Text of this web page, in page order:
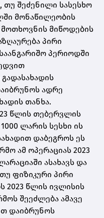
თუ შეძენილი სასესხო
მონაწილეობის
მიწოდების
პირი
პერიოდში
ადრე
თანხა.
წლის თებერვლის
ლარის სესხი ის
დაბეგროს ეს
ამ ოპერაციას 2023
ასახავს და
ფიზიკური პირი
2023 წლის ივლისის
შეეძლება ამავე
დაიბრუნოს